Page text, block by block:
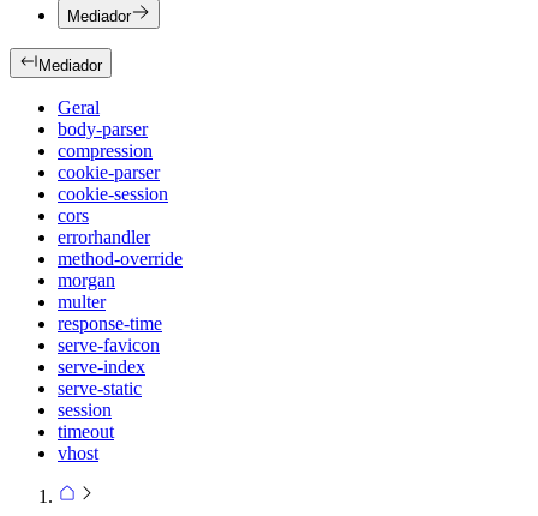
Mediador
Mediador
Geral
body-parser
compression
cookie-parser
cookie-session
cors
errorhandler
method-override
morgan
multer
response-time
serve-favicon
serve-index
serve-static
session
timeout
vhost